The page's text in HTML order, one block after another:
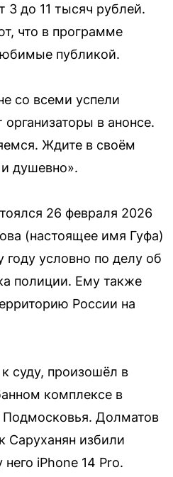
3 до 11 тысяч рублей.
что в программе
публикой.
со всеми успели
в анонсе.
Ждите в своём
душевно».
26 февраля 2026
(настоящее имя Гуфа)
условно по делу об
полиции. Ему также
России на
суду, произошёл в
комплексе в
Долматов
Саруханян избили
iPhone 14 Pro.